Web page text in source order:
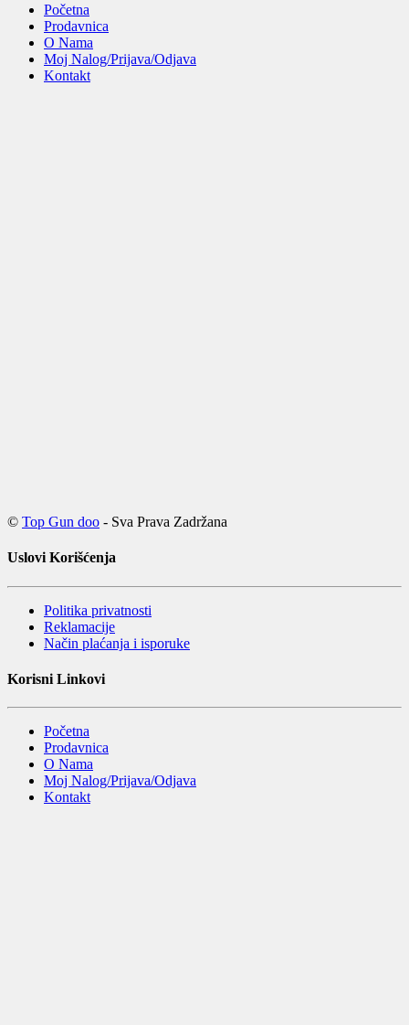
Početna
Prodavnica
O Nama
Moj Nalog/Prijava/Odjava
Kontakt
© Top Gun doo - Sva Prava Zadržana
Uslovi Korišćenja
Politika privatnosti
Reklamacije
Način plaćanja i isporuke
Korisni Linkovi
Početna
Prodavnica
O Nama
Moj Nalog/Prijava/Odjava
Kontakt